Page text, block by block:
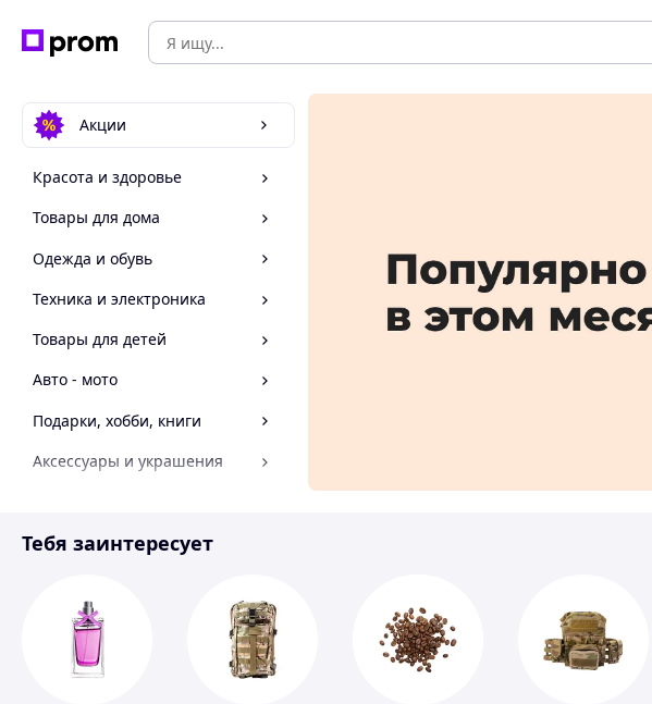
Акции
Красота и здоровье
Товары для дома
Одежда и обувь
Техника и электроника
Товары для детей
Авто - мото
Подарки, хобби, книги
Аксессуары и украшения
Спорт и отдых
Тебя заинтересует